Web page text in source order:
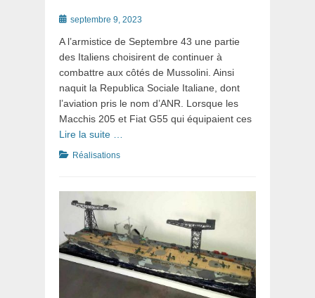
Postéseptembre 9, 2023
A l’armistice de Septembre 43 une partie
des Italiens choisirent de continuer à
combattre aux côtés de Mussolini. Ainsi
naquit la Republica Sociale Italiane, dont
l’aviation pris le nom d’ANR. Lorsque les
Macchis 205 et Fiat G55 qui équipaient ces
Lire la suite …
Catégories
Réalisations